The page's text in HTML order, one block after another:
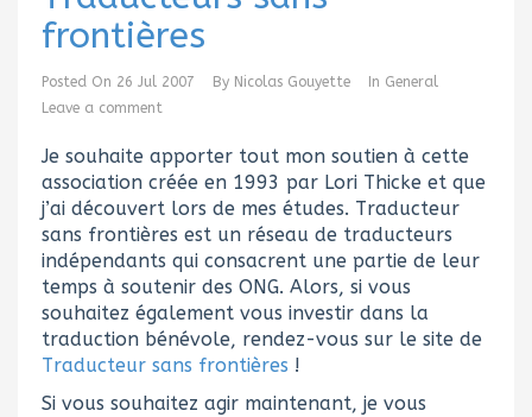
frontières
Posted On 26 Jul 2007 By Nicolas Gouyette In General
Leave a comment
Je souhaite apporter tout mon soutien à cette
association créée en 1993 par Lori Thicke et que
j’ai découvert lors de mes études. Traducteur
sans frontières est un réseau de traducteurs
indépendants qui consacrent une partie de leur
temps à soutenir des ONG. Alors, si vous
souhaitez également vous investir dans la
traduction bénévole, rendez-vous sur le site de
Traducteur sans frontières !
Si vous souhaitez agir maintenant, je vous